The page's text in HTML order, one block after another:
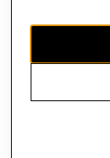
El contenido de